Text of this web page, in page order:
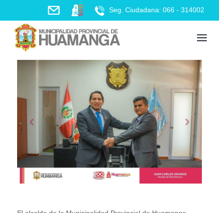
content
Seg. Ciudadana: 066 - 314002